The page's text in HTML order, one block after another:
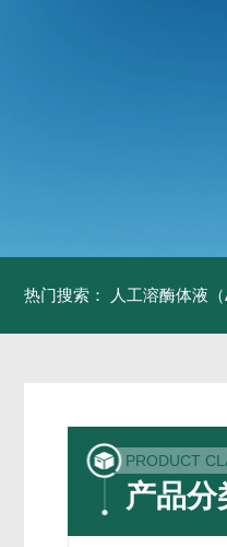
热门搜索： 人工溶酶体液（
PRODUCT
产品分